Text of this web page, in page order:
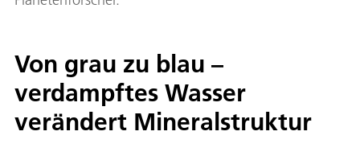
Von grau zu blau –
verdampftes Wasser
verändert Mineralstruktur